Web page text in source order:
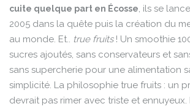
cuite quelque part en Écosse , ils se
2005 dans la quête puis la création du
au monde. Et..
true fruits! Un smoothie
sucres ajoutés, sans conservateurs et
sans supercherie pour une alimentation
simplicité. La philosophie true fruits : un
devrait pas rimer avec triste et ennuyeux.